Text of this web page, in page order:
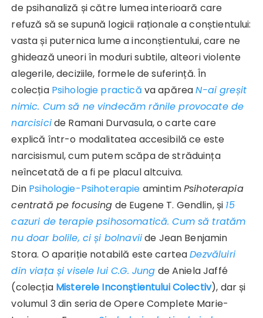
de psihanaliză și către lumea interioară care
refuză să se supună logicii raționale a conștientului:
vasta și puternica lume a inconștientului, care ne
ghidează uneori în moduri subtile, alteori violente
alegerile, deciziile, formele de suferință. În
colecția Psihologie practică va apăreaN-ai greșit
nimic. Cum să ne vindecăm rănile provocate de
narcisicide Ramani Durvasula, o carte care
explică într-o modalitatea accesibilă ce este
narcisismul, cum putem scăpa de străduința
neîncetată de a fi pe placul altcuiva.
Din Psihologie-Psihoterapie amintimPsihoterapia
centrată pe focusing de Eugene T. Gendlin, și 15
cazuri de terapie psihosomatică. Cum să tratăm
nu doar bolile, ci și bolnaviide Jean Benjamin
Stora. O apariție notabilă este carteaDezvăluiri
din viața și visele lui C.G. Jung de Aniela Jaffé
(colecția Misterele Inconștientului Colectiv), dar și
volumul 3 din seria de Opere Complete Marie-